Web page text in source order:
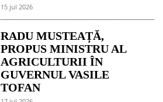
15 jul 2026
RADU MUSTEAȚĂ,
PROPUS MINISTRU AL
AGRICULTURII ÎN
GUVERNUL VASILE
TOFAN